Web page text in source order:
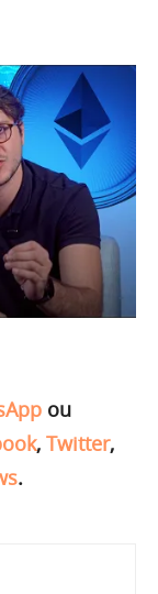
ou
, Twitter,
.